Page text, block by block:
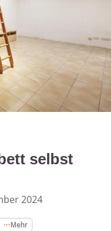
selbst
2024
Mehr